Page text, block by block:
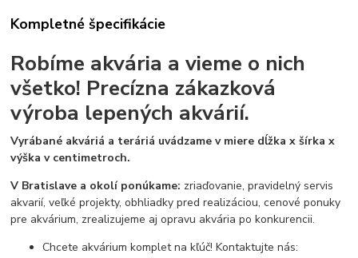
Kompletné špecifikácie
Robíme akvária a vieme o nich
všetko! Precízna zákazková
výroba lepených akvárií.
Vyrábané akváriá a teráriá uvádzame v miere dĺžka x šírka x
výška v centimetroch.
V Bratislave a okolí ponúkame: zriaďovanie, pravidelný servis
akvarií, veľké projekty, obhliadky pred realizáciou, cenové ponuky
pre akvárium, zrealizujeme aj opravu akvária po konkurencii.
Chcete akvárium komplet na kľúč! Kontaktujte nás: